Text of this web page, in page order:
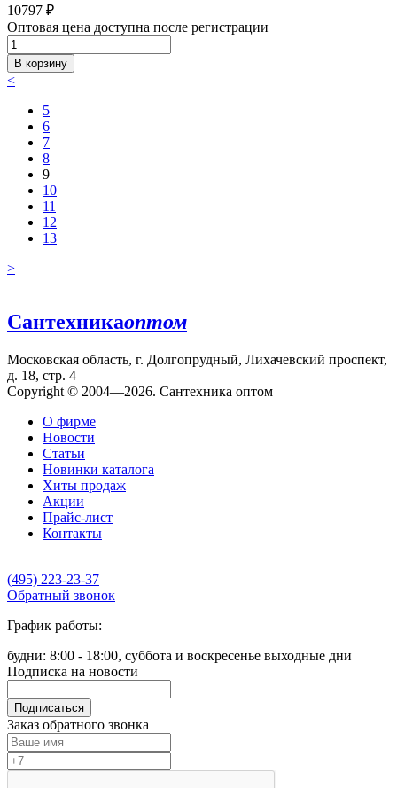
10797 ₽
Оптовая цена доступна после регистрации
В корзину
<
5
6
7
8
9
10
11
12
13
>
Сантехникаоптом
Московская область, г. Долгопрудный, Лихачевский проспект,
д. 18, стр. 4
Copyright © 2004—2026. Сантехника оптом
О фирме
Новости
Статьи
Новинки каталога
Хиты продаж
Акции
Прайс-лист
Контакты
(495) 223-23-37
Обратный звонок
График работы:
будни: 8:00 - 18:00, суббота и воскресенье выходные дни
Подписка на новости
Подписаться
Заказ обратного звонка